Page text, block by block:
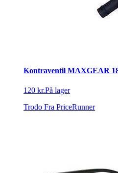
Kontraventil MAXGEAR
120 kr.På lager
Trodo Fra PriceRunner